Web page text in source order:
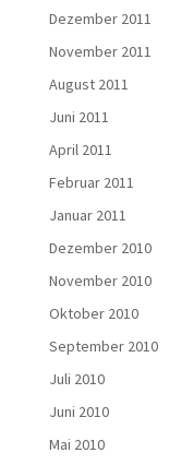
Dezember 2011
November 2011
August 2011
Juni 2011
April 2011
Februar 2011
Januar 2011
Dezember 2010
November 2010
Oktober 2010
September 2010
Juli 2010
Juni 2010
Mai 2010